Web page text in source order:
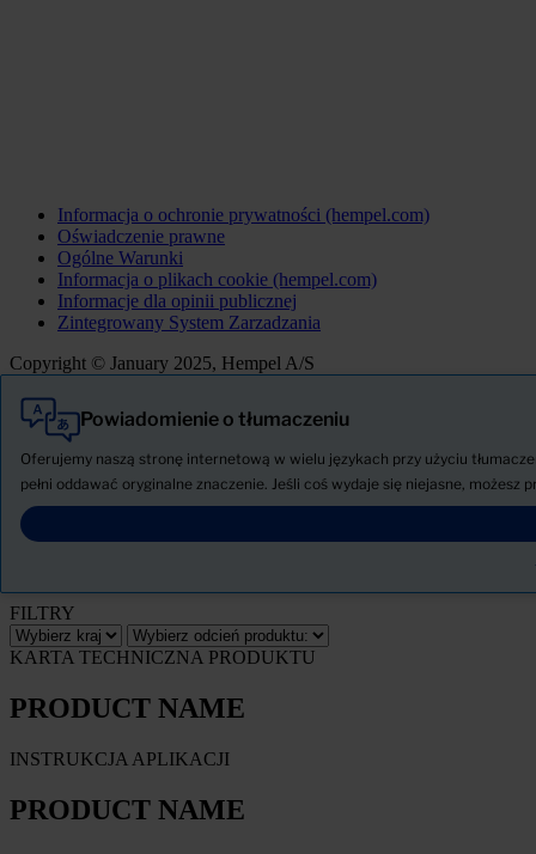
Informacja o ochronie prywatności (hempel.com)
Oświadczenie prawne
Ogólne Warunki
Informacja o plikach cookie (hempel.com)
Informacje dla opinii publicznej
Zintegrowany System Zarzadzania
Copyright © January 2025, Hempel A/S
Powiadomienie o tłumaczeniu
Oferujemy naszą stronę internetową w wielu językach przy użyciu
pełni oddawać oryginalne znaczenie. Jeśli coś wydaje się niejasne, możesz
Wszystkie
Produkty
AKTUALNOŚCI
Pobierz Kartę charakterystyki
FILTRY
KARTA TECHNICZNA PRODUKTU
PRODUCT NAME
INSTRUKCJA APLIKACJI
PRODUCT NAME